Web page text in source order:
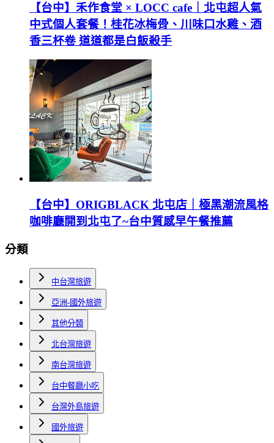
【台中】禾作食堂 × LOCC cafe｜北屯超人氣
中式個人套餐！桂花冰梅骨、川味口水雞、酒
香三杯卷 道道都是白飯殺手
【台中】ORIGBLACK 北屯店｜極黑潮流風格
咖啡廳開到北屯了~台中質感早午餐推薦
分類
中台灣旅遊
亞洲-國外旅遊
其他分類
北台灣旅遊
南台灣旅遊
台中餐廳小吃
台灣外島旅遊
國外旅遊